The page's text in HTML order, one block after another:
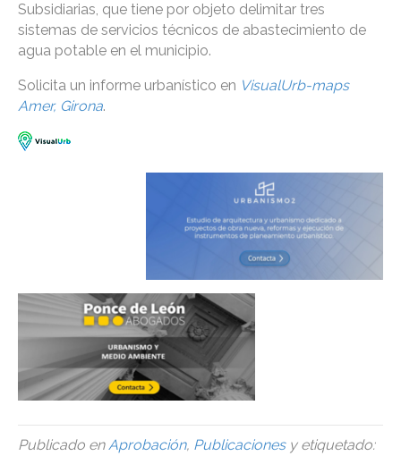
Subsidiarias, que tiene por objeto delimitar tres
sistemas de servicios técnicos de abastecimiento de
agua potable en el municipio.
Solicita un informe urbanístico en VisualUrb-maps
Amer, Girona.
Publicado enAprobación, Publicacionesy etiquetado: